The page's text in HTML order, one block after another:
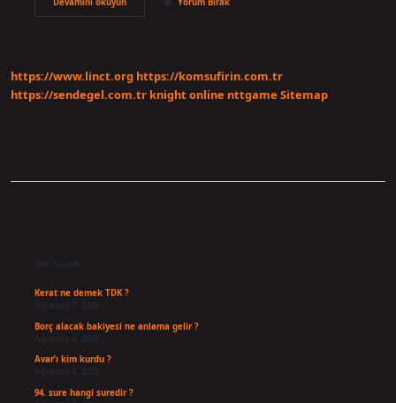
Kağıt
https://www.linct.org https://komsufirin.com.tr
https://sendegel.com.tr knight online nttgame Sitemap
Son Yazılar
Kerat ne demek TDK ?
Ağustos 7, 2026
Borç alacak bakiyesi ne anlama gelir ?
Ağustos 6, 2026
Avar’ı kim kurdu ?
Ağustos 4, 2026
94. sure hangi suredir ?